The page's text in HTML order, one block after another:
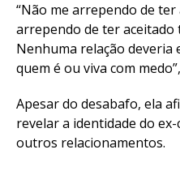
“Não me arrependo de
arrependo de ter aceitado
Nenhuma relação deveria
quem é ou viva com
Apesar do desabafo, ela
revelar a identidade do
outros relacionamentos.